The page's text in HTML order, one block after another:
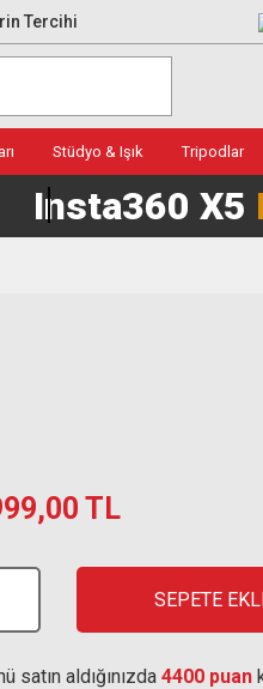
Tercihi
Stüdyo & Işık Tripodlar
Insta360 X5
TL
SEPETE
satın aldığınızda 4400 puan